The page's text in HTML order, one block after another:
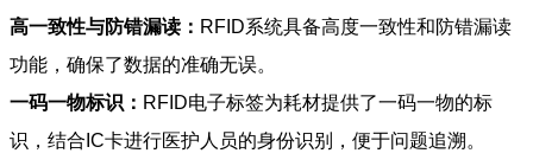
高一致性与防错漏读： RFID系统具备高度一致性和防错漏读
功能，确保了数据的准确无误。
一码一物标识： RFID电子标签为耗材提供了一码一物的标
识，结合IC卡进行医护人员的身份识别，便于问题追溯。